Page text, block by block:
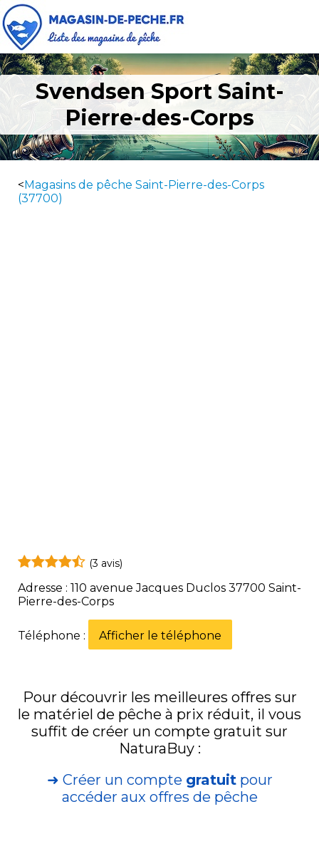
Svendsen Sport Saint-
Pierre-des-Corps
<Magasins de pêche Saint-Pierre-des-Corps
(37700)
(3 avis)
Adresse : 110 avenue Jacques Duclos 37700 Saint-
Pierre-des-Corps
Téléphone : Afficher le téléphone
Pour découvrir les meilleures offres sur
le matériel de pêche à prix réduit, il vous
suffit de créer un compte gratuit sur
NaturaBuy :
➜ Créer un compte gratuitpour
accéder aux offres de pêche